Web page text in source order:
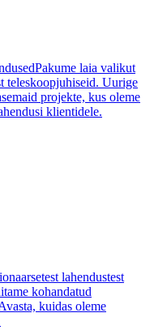
Pakume laia valikut
teleskoopjuhiseid. Uurige
projekte, kus oleme
klientidele.
lahendustest
kohandatud
kuidas oleme